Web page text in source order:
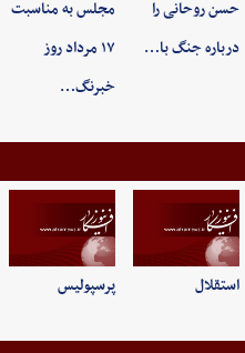
حسن روحانی را
درباره جنگ با…
مجلس به مناسبت
۱۷ مرداد روز
خبرنگ…
استقلال پرسپولیس